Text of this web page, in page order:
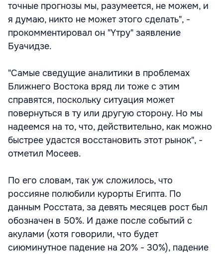
точные прогнозы мы, разумеется, не можем, и
я думаю, никто не может этого сделать", -
прокомментировал он "Yтру" заявление
Буачидзе.
"Самые сведущие аналитики в проблемах
Ближнего Востока вряд ли тоже с этим
справятся, поскольку ситуация может
повернуться в ту или другую сторону. Но мы
надеемся на то, что, действительно, как можно
быстрее удастся восстановить этот рынок", -
отметил Мосеев.
По его словам, так уж сложилось, что
россияне полюбили курорты Египта. По
данным Росстата, за девять месяцев рост был
обозначен в 50%. И даже после событий с
акулами (хотя говорили, что будет
сиюминутное падение на 20% - 30%), падение